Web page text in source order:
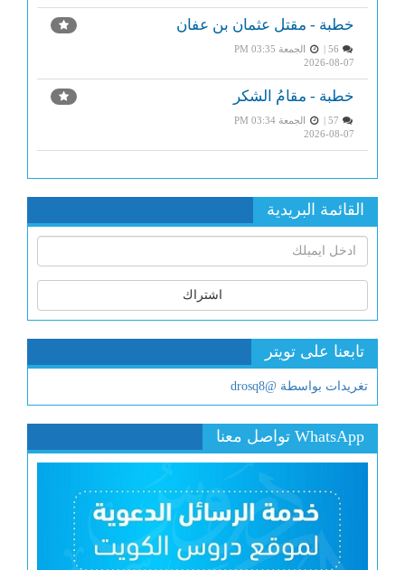
خطبة - مقتل عثمان بن عفان
الجمعة PM 03:35
2026-08-07
خطبة - مقامُ الشكر
الجمعة PM 03:34
2026-08-07
القائمة البريدية
اشتراك
تابعنا على تويتر
تغريدات بواسطة @drosq8
WhatsApp تواصل معنا